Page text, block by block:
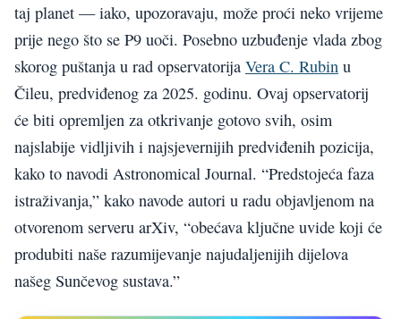
taj planet — iako, upozoravaju, može proći neko vrijeme
prije nego što se P9 uoči. Posebno uzbuđenje vlada zbog
skorog puštanja u rad opservatorija Vera C. Rubin u
Čileu, predviđenog za 2025. godinu. Ovaj opservatorij
će biti opremljen za otkrivanje gotovo svih, osim
najslabije vidljivih i najsjevernijih predviđenih pozicija,
kako to navodi Astronomical Journal. “Predstojeća faza
istraživanja,” kako navode autori u radu objavljenom na
otvorenom serveru arXiv, “obećava ključne uvide koji će
produbiti naše razumijevanje najudaljenijih dijelova
našeg Sunčevog sustava.”